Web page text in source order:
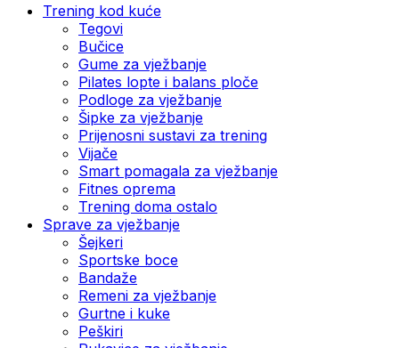
Trening kod kuće
Tegovi
Bučice
Gume za vježbanje
Pilates lopte i balans ploče
Podloge za vježbanje
Šipke za vježbanje
Prijenosni sustavi za trening
Vijače
Smart pomagala za vježbanje
Fitnes oprema
Trening doma ostalo
Sprave za vježbanje
Šejkeri
Sportske boce
Bandaže
Remeni za vježbanje
Gurtne i kuke
Peškiri